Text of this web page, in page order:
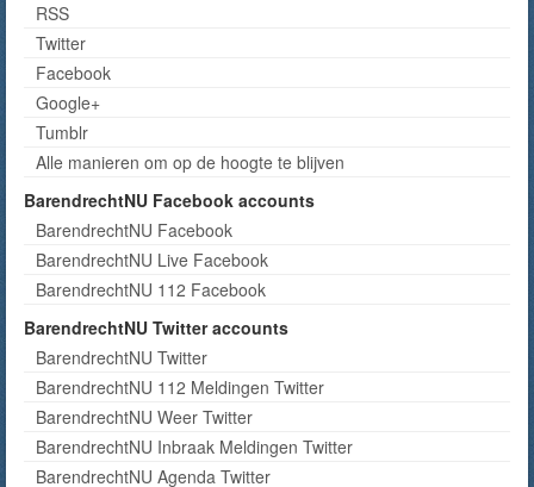
RSS
Twitter
Facebook
Google+
Tumblr
Alle manieren om op de hoogte te blijven
BarendrechtNU Facebook accounts
BarendrechtNU Facebook
BarendrechtNU Live Facebook
BarendrechtNU 112 Facebook
BarendrechtNU Twitter accounts
BarendrechtNU Twitter
BarendrechtNU 112 Meldingen Twitter
BarendrechtNU Weer Twitter
BarendrechtNU Inbraak Meldingen Twitter
BarendrechtNU Agenda Twitter